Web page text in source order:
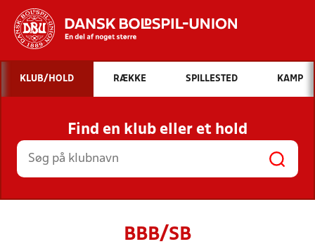
Hvad vil du søge efter?
INDHOLD OG NYHEDER
STILLINGER, RESULTATER, KLUBBER OG
HOLD
KLUB/HOLD RÆKKE SPILLESTED KAMP
Find en klub eller et hold
BBB/SB